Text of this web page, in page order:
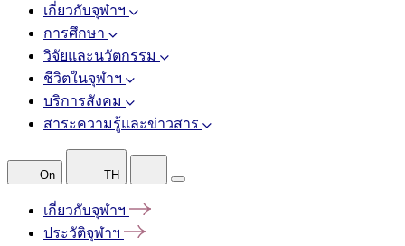
เกี่ยวกับจุฬาฯ
การศึกษา
วิจัยและนวัตกรรม
ชีวิตในจุฬาฯ
บริการสังคม
สาระความรู้และข่าวสาร
On TH
เกี่ยวกับจุฬาฯ
ประวัติจุฬาฯ